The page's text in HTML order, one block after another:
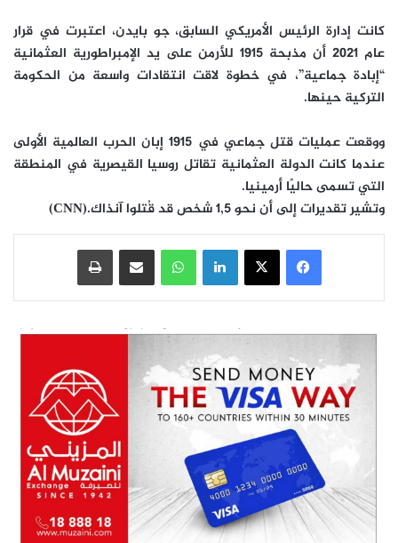
كانت إدارة الرئيس الأمريكي السابق، جو بايدن، اعتبرت في قرار
عام 2021 أن مذبحة 1915 للأرمن على يد الإمبراطورية العثمانية
“إبادة جماعية”، في خطوة لاقت انتقادات واسعة من الحكومة
التركية حينها.
ووقعت عمليات قتل جماعي في 1915 إبان الحرب العالمية الأولى
عندما كانت الدولة العثمانية تقاتل روسيا القيصرية في المنطقة
التي تسمى حاليًا أرمينيا.
وتشير تقديرات إلى أن نحو 1,5 شخص قد قُتلوا آنذاك.
(CNN)
فيسبوك‫X لينكدإنواتساب مشاركة عبر البريد طباعة